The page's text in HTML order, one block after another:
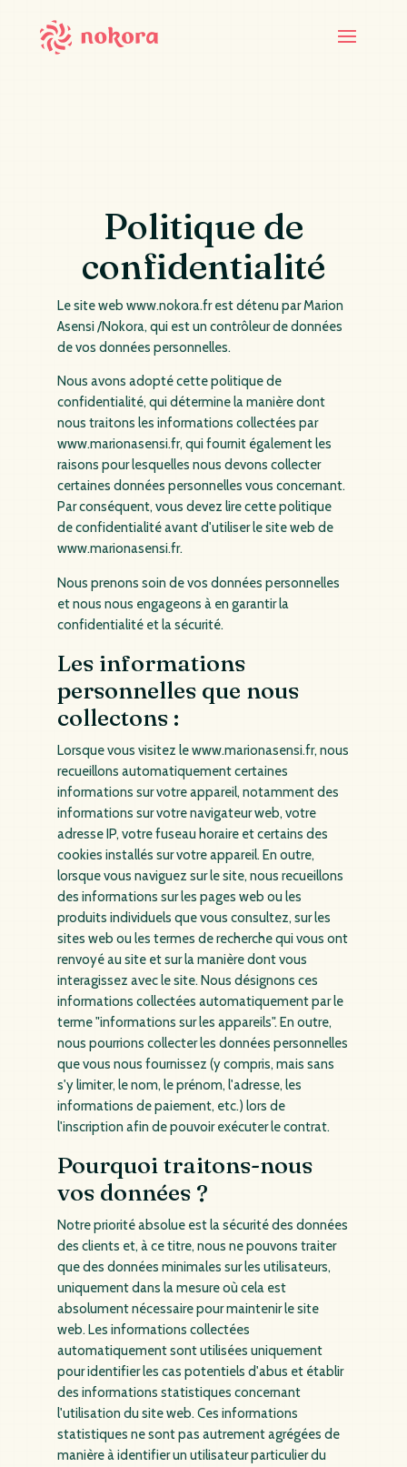
Politique de
confidentialité
Le site web www.nokora.fr est détenu par Marion
Asensi /Nokora, qui est un contrôleur de données
de vos données personnelles.
Nous avons adopté cette politique de
confidentialité, qui détermine la manière dont
nous traitons les informations collectées par
www.marionasensi.fr, qui fournit également les
raisons pour lesquelles nous devons collecter
certaines données personnelles vous concernant.
Par conséquent, vous devez lire cette politique
de confidentialité avant d'utiliser le site web de
www.marionasensi.fr.
Nous prenons soin de vos données personnelles
et nous nous engageons à en garantir la
confidentialité et la sécurité.
Les informations
personnelles que nous
collectons :
Lorsque vous visitez le www.marionasensi.fr, nous
recueillons automatiquement certaines
informations sur votre appareil, notamment des
informations sur votre navigateur web, votre
adresse IP, votre fuseau horaire et certains des
cookies installés sur votre appareil. En outre,
lorsque vous naviguez sur le site, nous recueillons
des informations sur les pages web ou les
produits individuels que vous consultez, sur les
sites web ou les termes de recherche qui vous ont
renvoyé au site et sur la manière dont vous
interagissez avec le site. Nous désignons ces
informations collectées automatiquement par le
terme "informations sur les appareils". En outre,
nous pourrions collecter les données personnelles
que vous nous fournissez (y compris, mais sans
s'y limiter, le nom, le prénom, l'adresse, les
informations de paiement, etc.) lors de
l'inscription afin de pouvoir exécuter le contrat.
Pourquoi traitons-nous
vos données ?
Notre priorité absolue est la sécurité des données
des clients et, à ce titre, nous ne pouvons traiter
que des données minimales sur les utilisateurs,
uniquement dans la mesure où cela est
absolument nécessaire pour maintenir le site
web. Les informations collectées
automatiquement sont utilisées uniquement
pour identifier les cas potentiels d'abus et établir
des informations statistiques concernant
l'utilisation du site web. Ces informations
statistiques ne sont pas autrement agrégées de
manière à identifier un utilisateur particulier du